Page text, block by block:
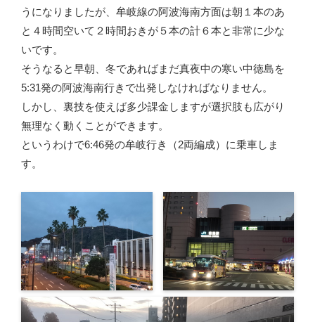
うになりましたが、牟岐線の阿波海南方面は朝１本のあ
と４時間空いて２時間おきが５本の計６本と非常に少な
いです。
そうなると早朝、冬であればまだ真夜中の寒い中徳島を
5:31発の阿波海南行きで出発しなければなりません。
しかし、裏技を使えば多少課金しますが選択肢も広がり
無理なく動くことができます。
というわけで6:46発の牟岐行き（2両編成）に乗車しま
す。